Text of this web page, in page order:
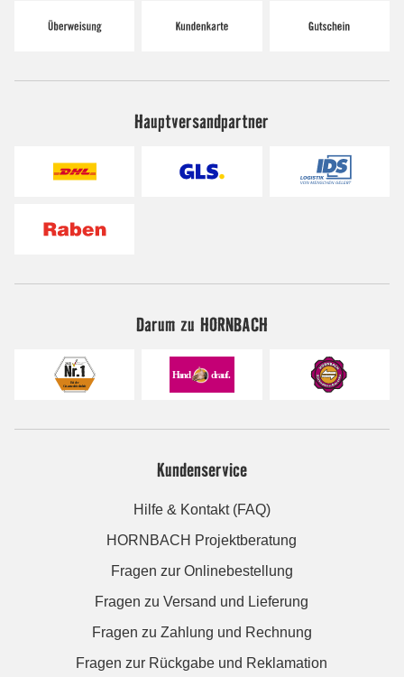
Hauptversandpartner
Darum zu HORNBACH
Kundenservice
Hilfe & Kontakt (FAQ)
HORNBACH Projektberatung
Fragen zur Onlinebestellung
Fragen zu Versand und Lieferung
Fragen zu Zahlung und Rechnung
Fragen zur Rückgabe und Reklamation